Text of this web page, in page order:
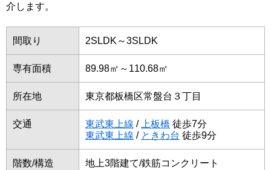
介します。
間取り 2SLDK～3SLDK
専有面積 89.98㎡～110.68㎡
所在地 東京都板橋区常盤台３丁目
交通 東武東上線 / 上板橋 徒歩7分
東武東上線 / ときわ台 徒歩9分
階数/構造 地上3階建て/鉄筋コンクリート